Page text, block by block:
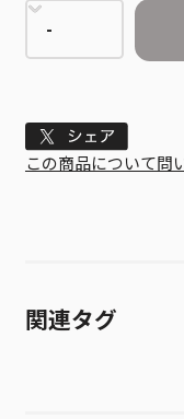
Tweet
この商品について問
関連タグ